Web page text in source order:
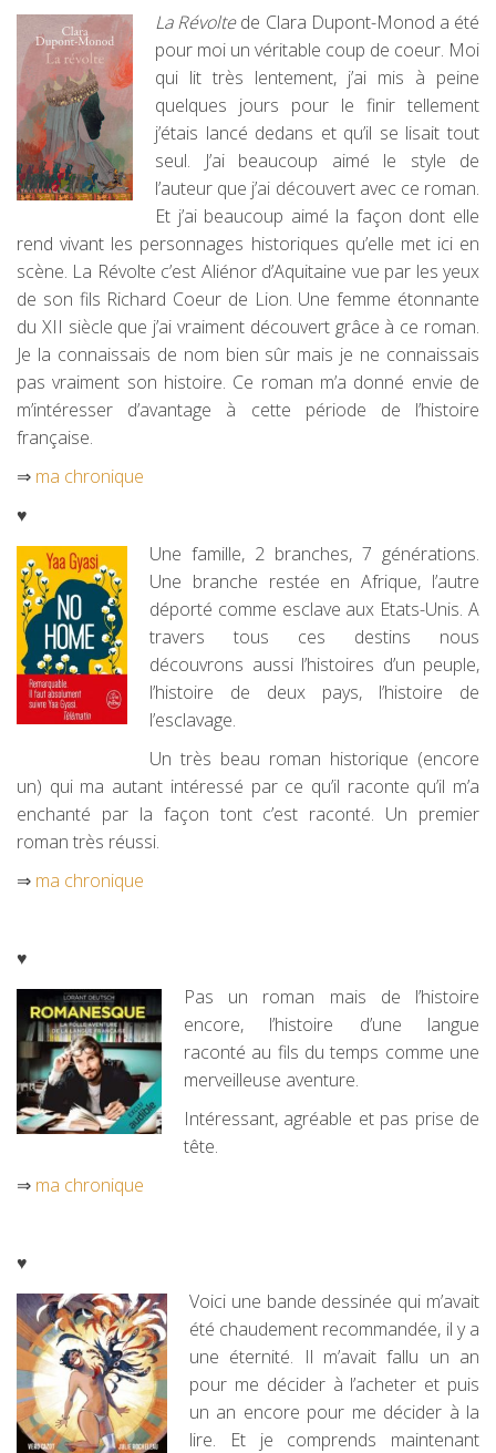
La Révoltede Clara Dupont-Monod a été
pour moi un véritable coup de coeur. Moi
qui lit très lentement, j’ai mis à peine
quelques jours pour le finir tellement
j’étais lancé dedans et qu’il se lisait tout
seul. J’ai beaucoup aimé le style de
l’auteur que j’ai découvert avec ce roman.
Et j’ai beaucoup aimé la façon dont elle
rend vivant les personnages historiques qu’elle met ici en
scène. La Révolte c’est Aliénor d’Aquitaine vue par les yeux
de son fils Richard Coeur de Lion. Une femme étonnante
du XII siècle que j’ai vraiment découvert grâce à ce roman.
Je la connaissais de nom bien sûr mais je ne connaissais
pas vraiment son histoire. Ce roman m’a donné envie de
m’intéresser d’avantage à cette période de l’histoire
française.
⇒ ma chronique
♥
Une famille, 2 branches, 7 générations.
Une branche restée en Afrique, l’autre
déporté comme esclave aux Etats-Unis. A
travers tous ces destins nous
découvrons aussi l’histoires d’un peuple,
l’histoire de deux pays, l’histoire de
l’esclavage.
Un très beau roman historique (encore
un) qui ma autant intéressé par ce qu’il raconte qu’il m’a
enchanté par la façon tont c’est raconté. Un premier
roman très réussi.
⇒ ma chronique
♥
Pas un roman mais de l’histoire
encore, l’histoire d’une langue
raconté au fils du temps comme une
merveilleuse aventure.
Intéressant, agréable et pas prise de
tête.
⇒ ma chronique
♥
Voici une bande dessinée qui m’avait
été chaudement recommandée, il y a
une éternité. Il m’avait fallu un an
pour me décider à l’acheter et puis
un an encore pour me décider à la
lire. Et je comprends maintenant